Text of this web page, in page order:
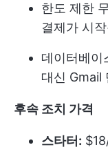
한도 제한
결제가 시
데이터베이
대신 Gmail
후속 조치 가격
스타터: